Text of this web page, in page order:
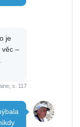
je
věc –
s. 117